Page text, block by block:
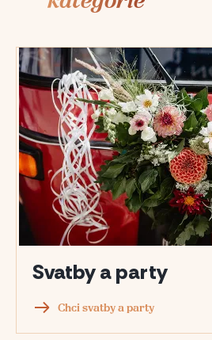
Svatby a party
Chci svatby a party